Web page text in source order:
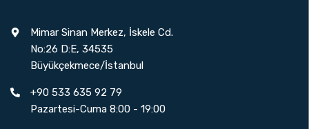
Mimar Sinan Merkez, İskele Cd.
No:26 D:E, 34535
Büyükçekmece/İstanbul
+90 533 635 92 79
Pazartesi-Cuma 8:00 - 19:00